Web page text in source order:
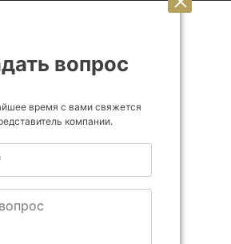
вопрос
время с вами свяжется
компании.